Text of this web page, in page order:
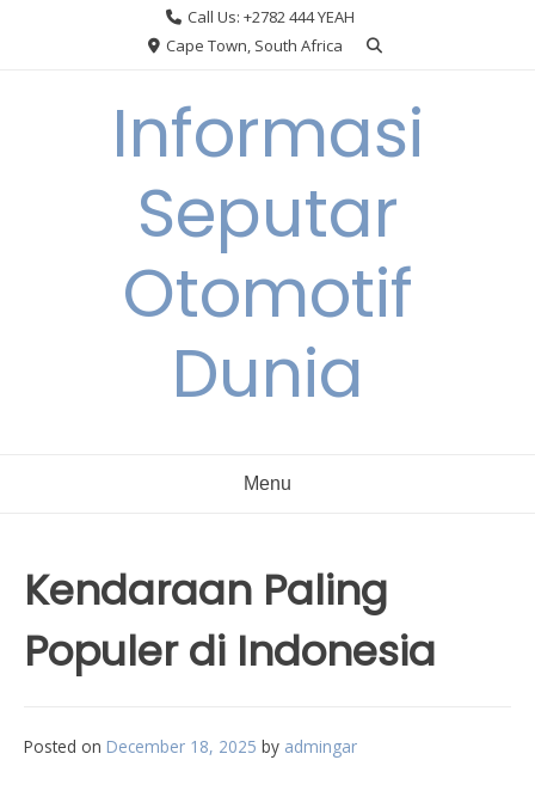
Call Us: +2782 444 YEAH
Cape Town, South Africa
Informasi
Seputar
Otomotif
Dunia
Menu
Kendaraan Paling
Populer di Indonesia
Posted on December 18, 2025 by admingar